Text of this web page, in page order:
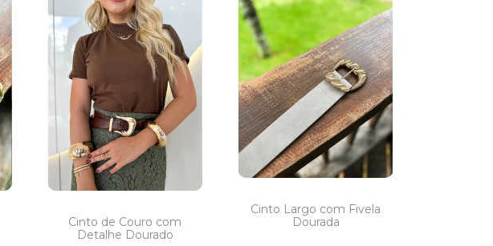
Cinto de Couro com
Detalhe Dourado
Cinto Largo com Fivela
Dourada